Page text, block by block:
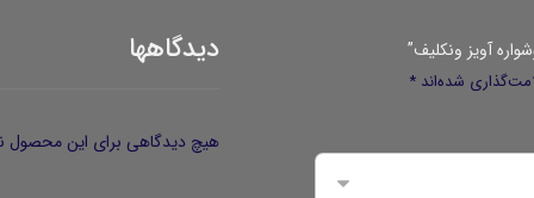
دیدگاهها
هیچ دیدگاهی برای این
آویز ونکلیف”
شده‌اند *